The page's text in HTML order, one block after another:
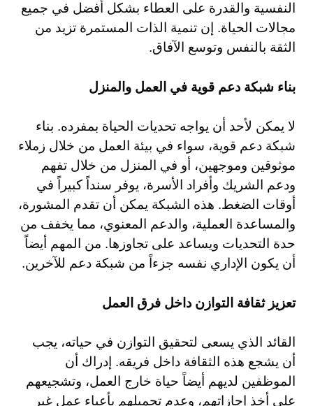
النفسية والقدرة على العطاء بشكل أفضل في جميع
مجالات الحياة. إن تنمية الذات المستمرة تزيد من
الثقة بالنفس وتوسع الآفاق.
بناء شبكة دعم قوية في العمل والمنزل
لا يمكن لأحد أن يواجه تحديات الحياة بمفرده. بناء
شبكة دعم قوية، سواء في بيئة العمل من خلال زملاء
موثوقين وموجهين، أو في المنزل من خلال تفهم
ودعم الشريك وأفراد الأسرة، يوفر سنداً كبيراً في
أوقات الضغط. هذه الشبكة يمكن أن تقدم المشورة،
والمساعدة العملية، والدعم المعنوي، مما يخفف من
حدة التحديات ويساعد على تجاوزها. من المهم أيضاً
أن يكون الإداري نفسه جزءاً من شبكة دعم للآخرين.
تعزيز ثقافة التوازن داخل فرق العمل
القائد الذي يسعى لتحقيق التوازن في حياته، يجب
أن يشجع هذه الثقافة داخل فريقه. إدراك أن
الموظفين لديهم أيضاً حياة خارج العمل، وتشجيعهم
على أخذ إجازاتهم، وعدم تحميلهم بأعباء عمل غير